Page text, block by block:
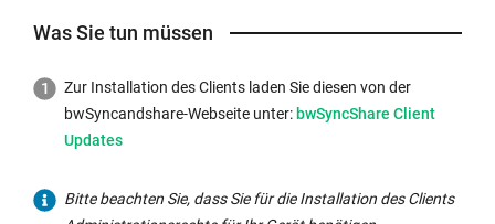
Was Sie tun müssen
Zur Installation des Clients laden Sie diesen von der
bwSyncandshare-Webseite unter: bwSyncShare Client
Updates
Bitte beachten Sie, dass Sie für die Installation des Clients